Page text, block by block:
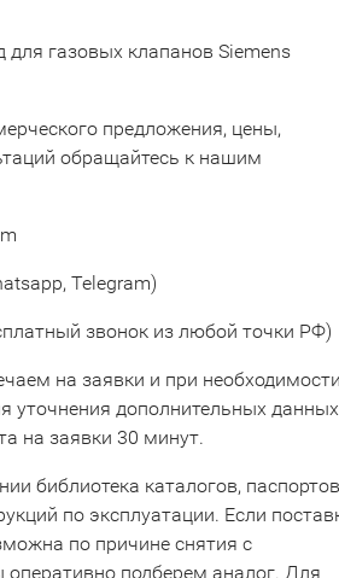
для газовых клапанов Siemens
предложения, цены,
обращайтесь к нашим
Telegram)
звонок из любой точки РФ)
на заявки и при
уточнения дополнительных
на заявки 30 минут.
библиотека каталогов, паспортов
по эксплуатации. Если
по причине снятия с
оперативно подберем аналог. Для